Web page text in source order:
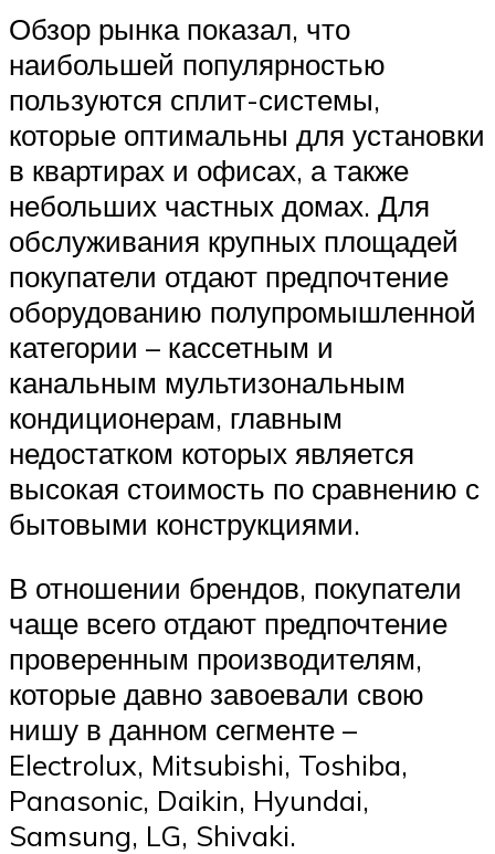
Обзор рынка показал, что
наибольшей популярностью
пользуются сплит-системы,
которые оптимальны для установки
в квартирах и офисах, а также
небольших частных домах. Для
обслуживания крупных площадей
покупатели отдают предпочтение
оборудованию полупромышленной
категории – кассетным и
канальным мультизональным
кондиционерам, главным
недостатком которых является
высокая стоимость по сравнению с
бытовыми конструкциями.
В отношении брендов, покупатели
чаще всего отдают предпочтение
проверенным производителям,
которые давно завоевали свою
нишу в данном сегменте –
Electrolux, Mitsubishi, Toshiba,
Panasonic, Daikin, Hyundai,
Samsung, LG, Shivaki.